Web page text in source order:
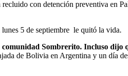
con detención preventiva en
lunes 5 de septiembre le quitó la vida.
Sombrerito. Incluso dijo
de Bolivia en Argentina y un día